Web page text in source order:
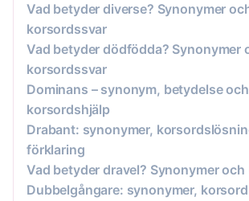
Vad betyder diverse? Synonymer
korsordssvar
Vad betyder dödfödda? Synonymer
korsordssvar
Dominans – synonym, betydelse och
korsordshjälp
Drabant: synonymer,
förklaring
Vad betyder dravel? Synonymer
Dubbelgångare: synonymer,